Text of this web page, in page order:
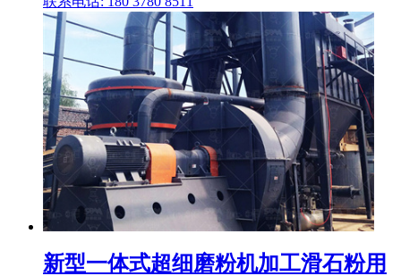
新型一体式超细磨粉机加工滑石粉用